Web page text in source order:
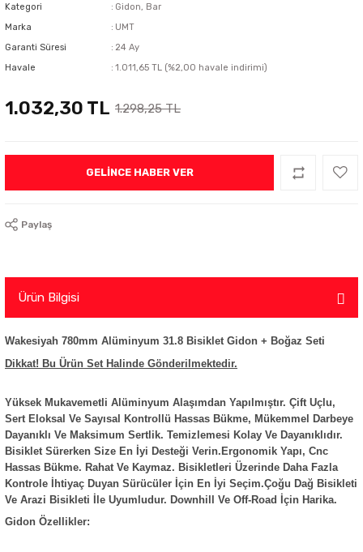
Kategori
Gidon, Bar
Marka
UMT
Garanti Süresi
24 Ay
Havale
1.011,65 TL (%2,00 havale indirimi)
1.032,30 TL 1.298,25 TL
GELINCE HABER VER
Paylaş
Ürün Bilgisi
Wakesiyah 780mm Alüminyum 31.8 Bisiklet Gidon + Boğaz Seti
Dikkat! Bu Ürün Set Halinde Gönderilmektedir.
Yüksek Mukavemetli Alüminyum Alaşımdan Yapılmıştır. Çift Uçlu,
Sert Eloksal Ve Sayısal Kontrollü Hassas Bükme, Mükemmel Darbeye
Dayanıklı Ve Maksimum Sertlik. Temizlemesi Kolay Ve Dayanıklıdır.
Bisiklet Sürerken Size En İyi Desteği Verin. Ergonomik Yapı, Cnc
Hassas Bükme. Rahat Ve Kaymaz. Bisikletleri Üzerinde Daha Fazla
Kontrole İhtiyaç Duyan Sürücüler İçin En İyi Seçim.Çoğu Dağ Bisikleti
Ve Arazi Bisikleti İle Uyumludur. Downhill Ve Off-Road İçin Harika.
Gidon Özellikler: